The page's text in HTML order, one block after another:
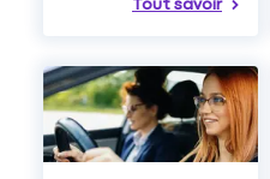
Tout savoir